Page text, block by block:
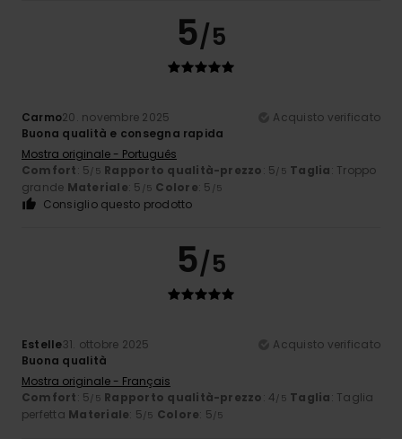
5/5
Carmo20. novembre 2025
Acquisto verificato
Buona qualità e consegna rapida
Mostra originale - Português
Comfort: 5/5 Rapporto qualità-prezzo: 5/5 Taglia: Troppo
grande Materiale: 5 /5 Colore: 5 /5
Consiglio questo prodotto
5/5
Estelle31. ottobre 2025
Acquisto verificato
Buona qualità
Mostra originale - Français
Comfort: 5/5 Rapporto qualità-prezzo: 4/5 Taglia: Taglia
perfetta Materiale: 5/5 Colore: 5/5